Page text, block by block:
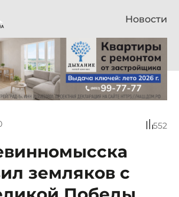
Новости
552
земляков с